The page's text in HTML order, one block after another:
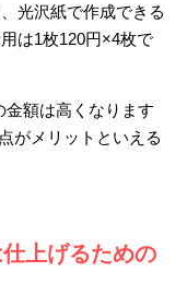
光沢紙で作成できる
は1枚120円×4枚で
金額は高くなります
がメリットといえる
上げるための